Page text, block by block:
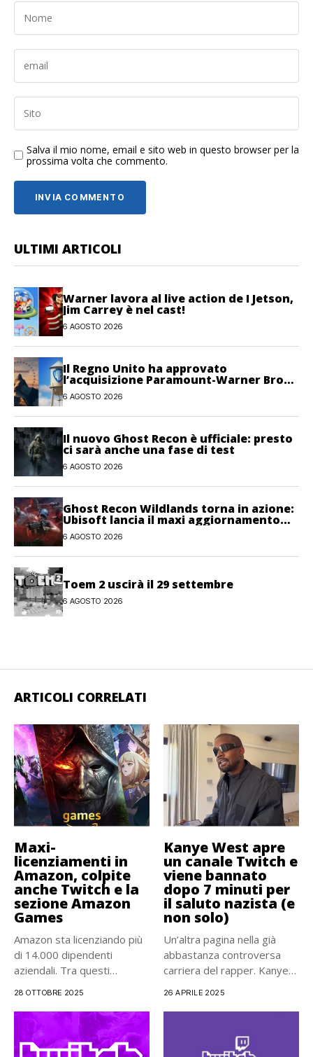
Salva il mio nome, email e sito web in questo browser per la
prossima volta che commento.
ULTIMI ARTICOLI
Warner lavora al live action de I Jetson,
Jim Carrey è nel cast!
6 AGOSTO 2026
Il Regno Unito ha approvato
l’acquisizione Paramount-Warner Bros
Discovery
6 AGOSTO 2026
Il nuovo Ghost Recon è ufficiale: presto
ci sarà anche una fase di test
6 AGOSTO 2026
Ghost Recon Wildlands torna in azione:
Ubisoft lancia il maxi aggiornamento
gratuito Last Rites
6 AGOSTO 2026
Toem 2 uscirà il 29 settembre
6 AGOSTO 2026
ARTICOLI CORRELATI
Maxi-
licenziamenti in
Amazon, colpite
anche Twitch e la
sezione Amazon
Games
Amazon sta licenziando più
di 14.000 dipendenti
aziendali. Tra questi
28 OTTOBRE 2025
Kanye West apre
un canale Twitch e
viene bannato
dopo 7 minuti per
il saluto nazista (e
non solo)
Un’altra pagina nella già
abbastanza controversa
carriera del rapper. Kanye
26 APRILE 2025